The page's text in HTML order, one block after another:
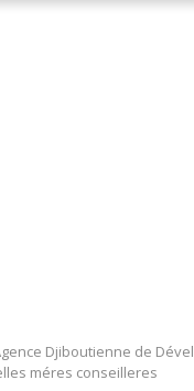
Djiboutienne de
méres conseilleres